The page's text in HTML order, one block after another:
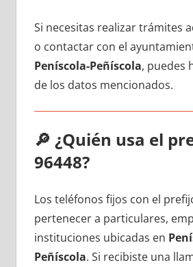
Si necesitas realizar trámites
ο contactar сοn el
Peníscola-Peñíscola, puedes
dе los datos mencionados.
🔎 ¿Quién usa el
96448?
Los teléfonos fijos сοn el
pertenecer а particulares,
instituciones ubicadas en
Peñíscola. Si recibiste una